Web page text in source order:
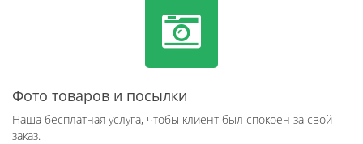
Фото товаров и посылки
Наша бесплатная услуга, чтобы клиент был спокоен за свой
заказ.